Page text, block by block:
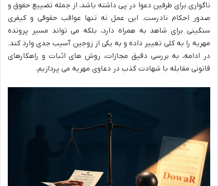
ناگواری برای طرفین دعوا در پی داشته باشد، از جمله تضییع حقوق و
صدور احکام نادرست. این عمل نه تنها عواقب حقوقی و کیفری
سنگینی برای شاهد به همراه دارد، بلکه می تواند مسیر پرونده
مهریه را به کلی تغییر داده و به یکی از زوجین آسیب جدی وارد کند.
در ادامه، به بررسی دقیق مجازات، روش های اثبات و راهکارهای
قانونی مقابله با شهادت کذب در دعاوی مهریه می پردازیم.